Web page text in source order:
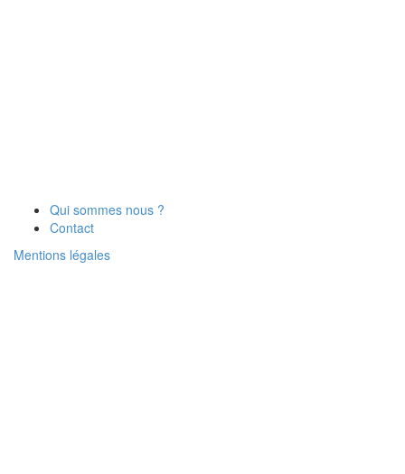
Qui sommes nous ?
Contact
Mentions légales